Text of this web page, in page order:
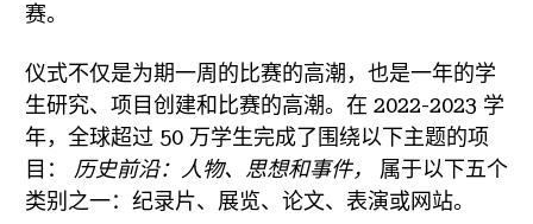
赛。
仪式不仅是为期一周的比赛的高潮，也是一年的学
生研究、项目创建和比赛的高潮。在 2022-2023 学
年，全球超过 50 万学生完成了围绕以下主题的项
目： 历史前沿：人物、思想和事件，
属于以下五个
类别之一：纪录片、展览、论文、表演或网站。